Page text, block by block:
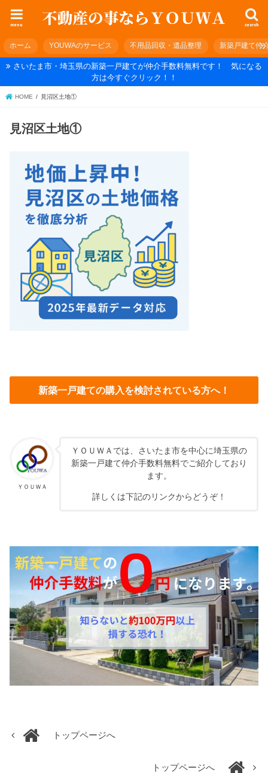
search
menu
ホーム YOUWAのサービス 不用品回収・遺品整理 新築戸建て仲
さいたま市・埼玉県の新築一戸建てが仲介手数料無料です！ 気になる
方は今すぐクリック！！
HOME 見沼区土地①
見沼区土地①
新築一戸建ての購入を検討されている方へ！
ＹＯＵＷＡ
ＹＯＵＷＡでは、さいたま市を中心に埼玉県の
新築一戸建て仲介手数料無料でご紹介しており
ます。
詳しくは下記のリンクからどうぞ！
トップページへ
トップページへ